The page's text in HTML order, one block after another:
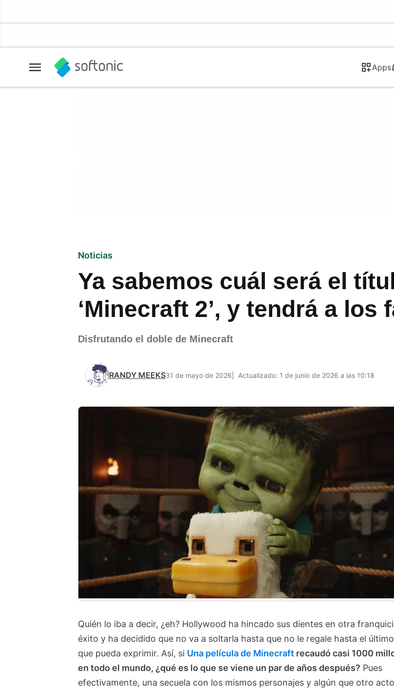
Apps
Noticias
Ya sabemos cuál será el
‘Minecraft 2’, y tendrá a los
Disfrutando el doble de Minecraft
RANDY MEEKS31 de mayo de 2026 Actualizado: 1 de junio de 2026 a las 10:18
Quién lo iba a decir, ¿eh? Hollywood ha hincado sus dientes en otra
éxito y ha decidido que no va a soltarla hasta que no le regale hasta el
que pueda exprimir. Así, si Una película de Minecraft recaudó casi 1000
en todo el mundo, ¿qué es lo que se viene un par de años después? Pues
efectivamente, una secuela con los mismos personajes y algún que otro